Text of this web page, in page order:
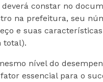
constar no
na prefeitura, seu
e suas
total).
nível do
essencial para o